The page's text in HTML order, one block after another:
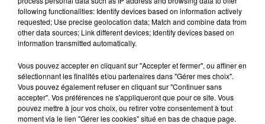
À découvrir également
following functionalities: Identify devices based on information actively
requested; Use precise geolocation data; Match and combine data from
other data sources; Link different devices; Identify devices based on
information transmitted automatically.
Vous pouvez accepter en cliquant sur "Accepter et fermer", ou affiner en
sélectionnant les finalités et/ou partenaires dans "Gérer mes choix".
Vous pouvez également refuser en cliquant sur "Continuer sans
accepter". Vos préférences ne s'appliqueront que pour ce site. Vous
pouvez mettre à jour vos choix, ou retirer votre consentement à tout
moment via le lien "Gérer les cookies" situé en bas de chaque page.